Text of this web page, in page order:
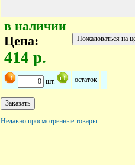
в наличии
Цена:
414 р.
шт. остаток
Недавно просмотренные товары